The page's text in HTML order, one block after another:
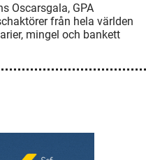
Oscarsgala, GPA
från hela världen
mingel och bankett